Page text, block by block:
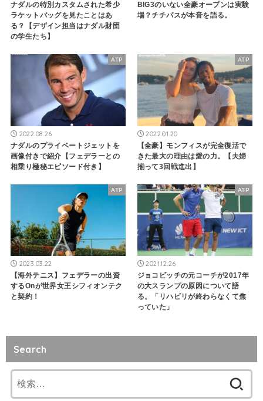
ナダルの特別カスタムされた希少
ラケットバッグを見たことはあ
る？【デザイン担当はナダル財団
の学生たち】
BIG3のいない全豪オープンは実験
場？チチパスが本音を語る。
ATP
2022.08.26
ナダルのプライベートジェットを
画像付きで紹介【フェデラーとの
相乗り極秘エピソード付き】
ATP
2022.01.20
【全豪】モンフィスが完全復活で
きた最大の理由は愛の力。【夫婦
揃って3回戦進出】
ATP
2023.03.22
【海外テニス】フェデラーの出資
するOnが世界女王シフィオンテク
と契約！
ATP
2021.12.26
ジョコビッチの元コーチが2017年
の大スランプの原因について語
る。「リハビリが終わらなくて焦
っていた」
Search
索: